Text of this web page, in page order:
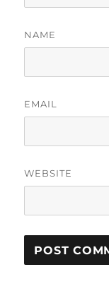
NAME
EMAIL
WEBSITE